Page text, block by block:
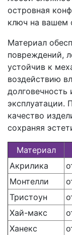
островная
ключ на вашем
Материал
повреждений,
устойчив к
воздействию
эксплуатации.
качество
сохраняя
Материал
Акрилика
Монтелли
Тристоун
Хай-макс
Ханекс